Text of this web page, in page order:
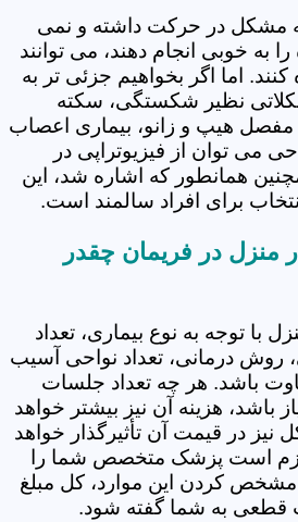
مشکل در حرکت داشته و نمی
به خوبی انجام دهند، می توانند
اما اگر بخواهیم جزئی تر به
نظیر شکستگی، سکته
مفصل هیپ و زانو، بیماری اعصاب
می توان از فیزیوتراپی در
همانطور که اشاره شد، این
برای افراد سالمند است.
منزل در فریمان چقدر
با توجه به نوع بیماری، تعداد
روش درمانی، تعداد نواحی آسیب
باشد. هر چه تعداد جلسات
باشد، هزینه آن نیز بیشتر خواهد
در قیمت آن تأثیرگذار خواهد
لازم است پزشک متخصص شما را
مشخص کردن این موارد، کل مبلغ
قطعی به شما گفته شود.